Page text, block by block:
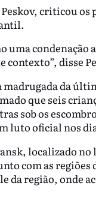
criticou os
uma
contexto”, disse
da
que seis
sob os
luto oficial nos
localizado
com as
da região, onde